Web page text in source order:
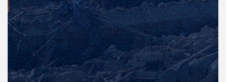
เพล
ย์
คุณ